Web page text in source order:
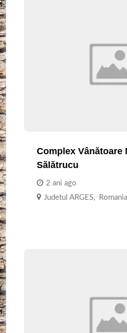
Complex Vânătoare
Sălătrucu
2 ani ago
Judetul ARGES, Romania